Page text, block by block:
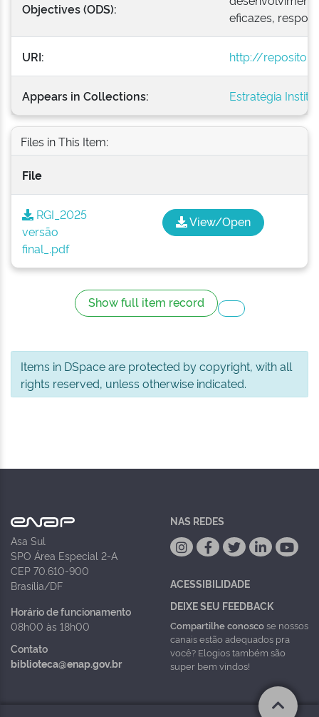
Objectives (ODS):
eficazes,
URI: http://
Appears in Collections: Estratégia
Files in This Item:
File
RGI_2025
versão
final_.pdf
View/Open
Show full item record
Items in DSpace are protected by copyright, with all
rights reserved, unless otherwise indicated.
Asa Sul
SPO Área Especial 2-A
CEP 70.610-900
Brasília/DF
Horário de funcionamento
08h00 às 18h00
Contato
biblioteca@enap.gov.br
NAS REDES
ACESSIBILIDADE
DEIXE SEU FEEDBACK
Compartilhe conoscose nossos
canais estão adequados pra
você? Elogios também são
super bem vindos!